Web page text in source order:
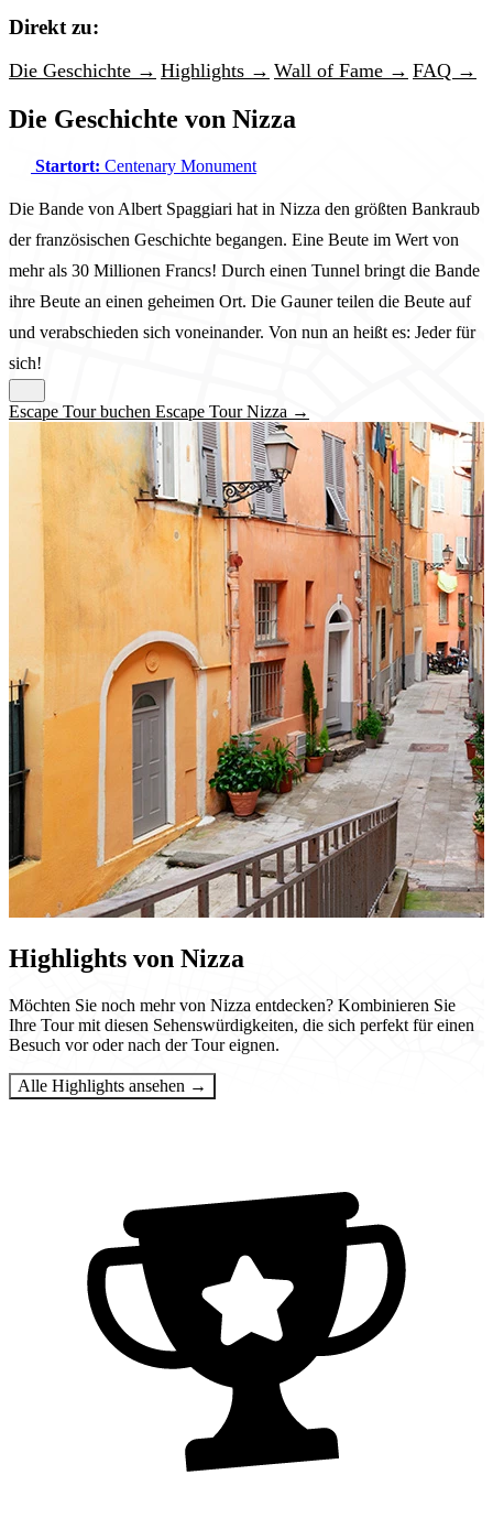
Direkt zu:
Die Geschichte → Highlights → Wall of Fame → FAQ →
Die Geschichte von Nizza
Startort: Centenary Monument
Die Bande von Albert Spaggiari hat in Nizza den größten Bankraub
der französischen Geschichte begangen. Eine Beute im Wert von
mehr als 30 Millionen Francs! Durch einen Tunnel bringt die Bande
ihre Beute an einen geheimen Ort. Die Gauner teilen die Beute auf
und verabschieden sich voneinander. Von nun an heißt es: Jeder für
sich!
Escape Tour buchen Escape Tour Nizza →
Highlights von Nizza
Möchten Sie noch mehr von Nizza entdecken? Kombinieren Sie
Ihre Tour mit diesen Sehenswürdigkeiten, die sich perfekt für einen
Besuch vor oder nach der Tour eignen.
Alle Highlights ansehen →